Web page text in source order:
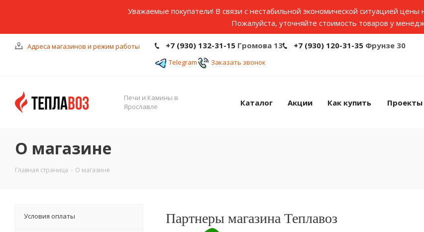
Уважаемые покупатели! В связи с нестабильной экономической ситуацией
Пожалуйста, уточняйте стоимость товаров у
Адреса магазинов и режим работы +7 (930) 132-31-15 Громова 13 +7 (930) 120-31-35 Фрунзе 30
Telegram Заказать звонок
Печи и Камины в
Ярославле
Каталог Акции Как купить Проекты
О магазине
Главная страница - О магазине
Партнеры магазина Теплавоз
Условия оплаты